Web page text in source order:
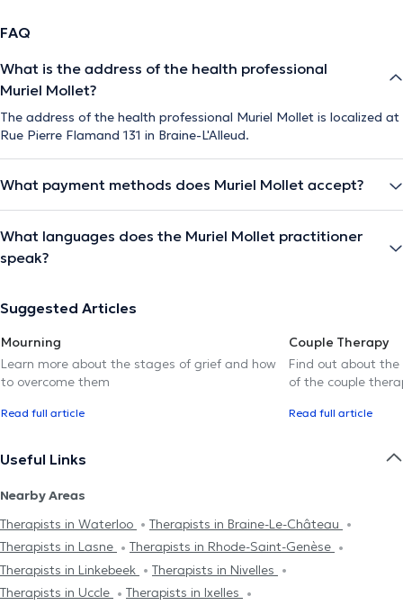
FAQ
What is the address of the health professional
Muriel Mollet?
The address of the health professional Muriel Mollet is localized at
Rue Pierre Flamand 131 in Braine-L'Alleud.
What payment methods does Muriel Mollet accept?
What languages does the Muriel Mollet practitioner
speak?
Suggested Articles
Mourning
Learn more about the stages of grief and how
to overcome them
Read full article
Couple Therapy
Find out about the
of the couple
Read full article
Useful Links
Nearby Areas
Therapists in Waterloo
Therapists in Braine-Le-Château
Therapists in Lasne
Therapists in Rhode-Saint-Genèse
Therapists in Linkebeek
Therapists in Nivelles
Therapists in Uccle
Therapists in Ixelles